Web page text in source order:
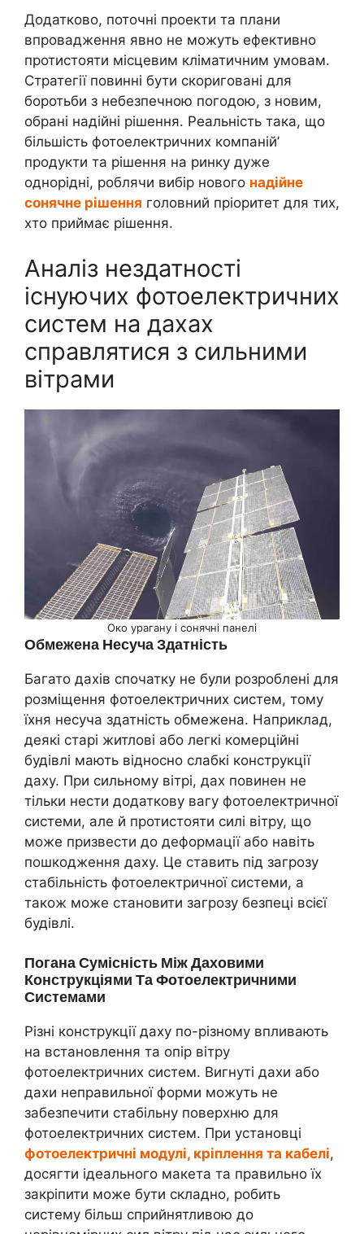
Додатково, поточні проекти та плани
впровадження явно не можуть ефективно
протистояти місцевим кліматичним умовам.
Стратегії повинні бути скориговані для
боротьби з небезпечною погодою, з новим,
обрані надійні рішення. Реальність така, що
більшість фотоелектричних компаній’
продукти та рішення на ринку дуже
однорідні, роблячи вибір нового надійне
сонячне рішення головний пріоритет для тих,
хто приймає рішення.
Аналіз нездатності
існуючих фотоелектричних
систем на дахах
справлятися з сильними
вітрами
Око урагану і сонячні панелі
Обмежена Несуча Здатність
Багато дахів спочатку не були розроблені для
розміщення фотоелектричних систем, тому
їхня несуча здатність обмежена. Наприклад,
деякі старі житлові або легкі комерційні
будівлі мають відносно слабкі конструкції
даху. При сильному вітрі, дах повинен не
тільки нести додаткову вагу фотоелектричної
системи, але й протистояти силі вітру, що
може призвести до деформації або навіть
пошкодження даху. Це ставить під загрозу
стабільність фотоелектричної системи, а
також може становити загрозу безпеці всієї
будівлі.
Погана Сумісність Між Даховими
Конструкціями Та Фотоелектричними
Системами
Різні конструкції даху по-різному впливають
на встановлення та опір вітру
фотоелектричних систем. Вигнуті дахи або
дахи неправильної форми можуть не
забезпечити стабільну поверхню для
фотоелектричних систем. При установці
фотоелектричні модулі, кріплення та кабелі,
досягти ідеального макета та правильно їх
закріпити може бути складно, робить
систему більш сприйнятливою до